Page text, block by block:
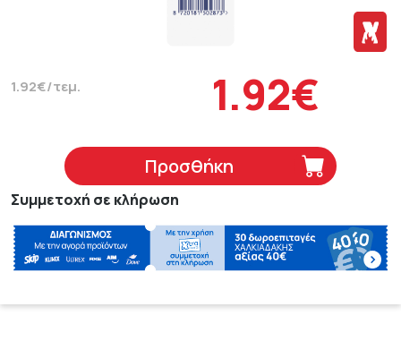
1.92€/τεμ. 1.92€
Προσθήκη
Συμμετοχή σε κλήρωση